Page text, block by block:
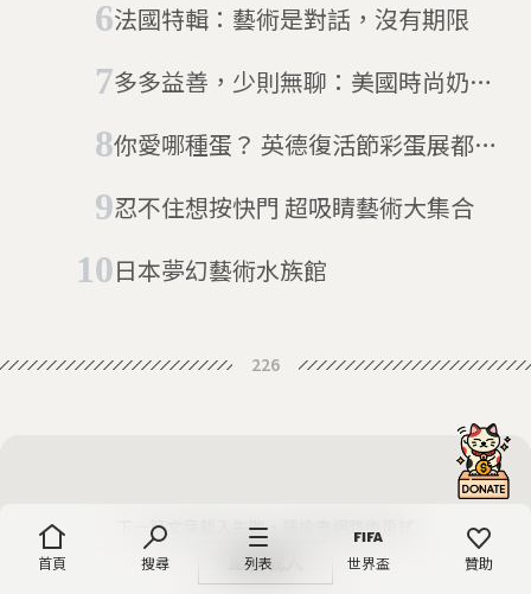
首頁 搜尋 列表 世界盃 贊助
法國特輯：藝術是對話，沒有期限
多多益善，少則無聊：美國時尚奶奶
你愛哪種蛋？ 英德復活節彩蛋展都有
忍不住想按快門 超吸睛藝術大集合
日本夢幻藝術水族館
226
下一篇文章載入失敗，請檢查網路後重試
重新載入